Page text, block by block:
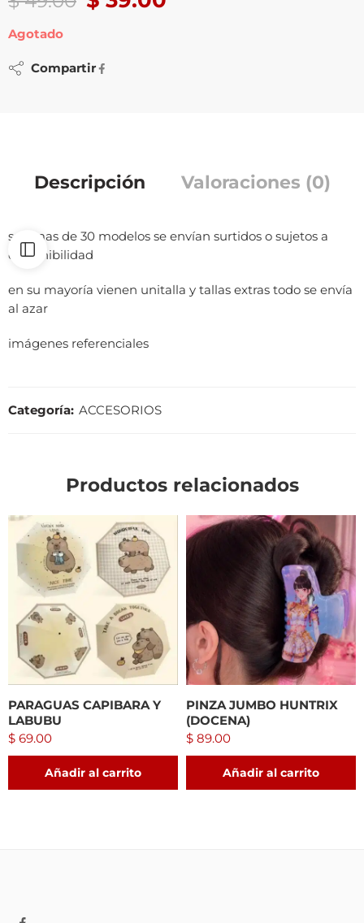
Agotado
Compartir
Descripción Valoraciones (0)
son mas de 30 modelos se envían surtidos o sujetos a
disponibilidad
en su mayoría vienen unitalla y tallas extras todo se envía
al azar
imágenes referenciales
Categoría: ACCESORIOS
Productos relacionados
PARAGUAS CAPIBARA Y
LABUBU
$ 69.00
Añadir al carrito
PINZA JUMBO HUNTRIX
(DOCENA)
$ 89.00
Añadir al carrito